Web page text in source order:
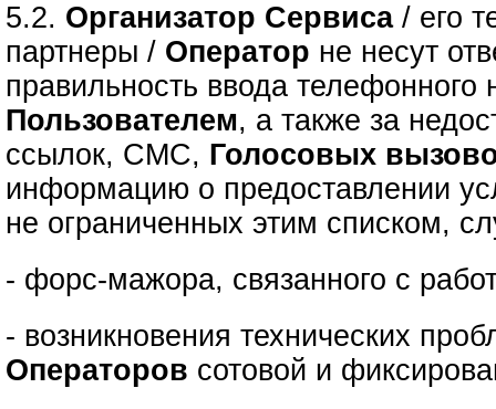
5.2. Организатор Сервиса/ его
партнеры / Оператор не несут
правильность ввода телефонного
Пользователем, а также за
ссылок, СМС, Голосовых
информацию о предоставлении
не ограниченных этим списком,
- форс-мажора, связанного с
- возникновения технических
Операторов сотовой и